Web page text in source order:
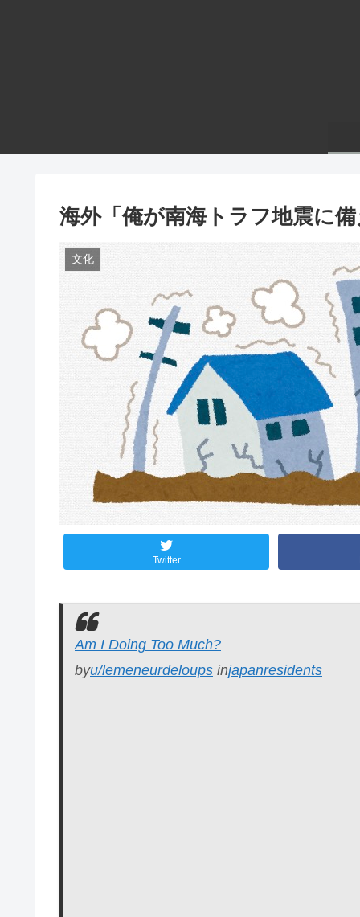
海外「俺が南海トラフ地震に
文化
Twitter
Am I Doing Too Much?
byu/lemeneurdeloups injapanresidents